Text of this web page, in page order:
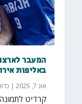
המעבר
באליפות
אוג 7, 2025 |
קרדיט